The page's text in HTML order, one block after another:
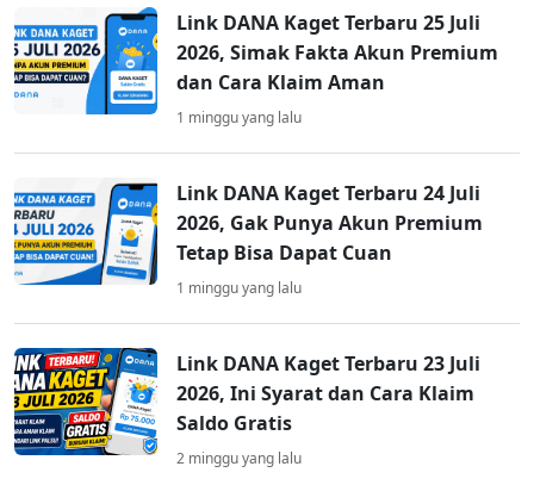
Link DANA Kaget Terbaru 25 Juli
2026, Simak Fakta Akun Premium
dan Cara Klaim Aman
1 minggu yang lalu
Link DANA Kaget Terbaru 24 Juli
2026, Gak Punya Akun Premium
Tetap Bisa Dapat Cuan
1 minggu yang lalu
Link DANA Kaget Terbaru 23 Juli
2026, Ini Syarat dan Cara Klaim
Saldo Gratis
2 minggu yang lalu